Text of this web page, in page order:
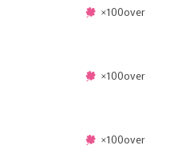
×100over
×100over
×100over